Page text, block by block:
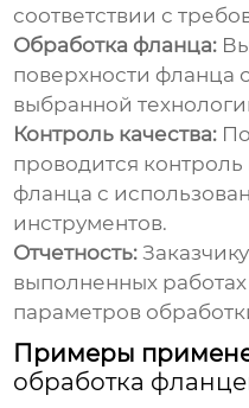
соответствии с
Обработка фланца:
поверхности фланца
выбранной
Контроль качества:
проводится контроль
фланца с
инструментов.
Отчетность:
выполненных
параметров
Примеры
обработка